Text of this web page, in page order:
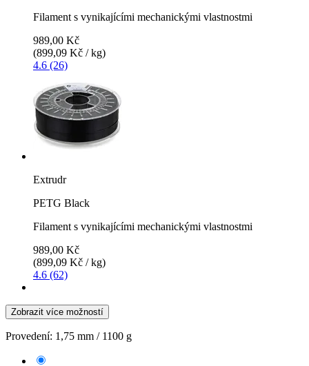
Filament s vynikajícími mechanickými vlastnostmi
989,00 Kč
(899,09 Kč / kg)
4.6 (26)
Extrudr
PETG Black
Filament s vynikajícími mechanickými vlastnostmi
989,00 Kč
(899,09 Kč / kg)
4.6 (62)
Zobrazit více možností
Provedení: 1,75 mm / 1100 g